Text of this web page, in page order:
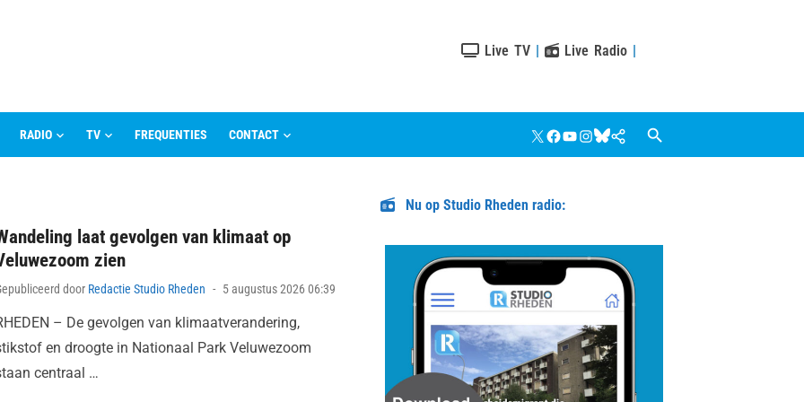
Live TV | Live Radio |
RADIO TV FREQUENTIES CONTACT X Facebook
YouTube
Instagram
Bluesky
Google
Nieuws
laat gevolgen van klimaat op
zien
door Redactie Studio Rheden
Posted
5 augustus 2026 06:39
– De gevolgen van klimaatverandering,
en droogte in Nationaal Park Veluwezoom
centraal …
Nu op Studio Rheden radio: